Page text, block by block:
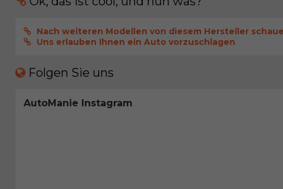
Nach weiteren Modellen von diesem Hersteller
Uns erlauben Ihnen ein Auto vorzuschlagen
Folgen Sie uns
AutoManie Instagram